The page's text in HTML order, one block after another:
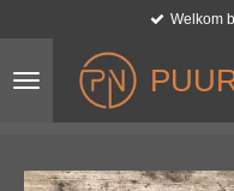
naar
hoofdinhoud
Welkom